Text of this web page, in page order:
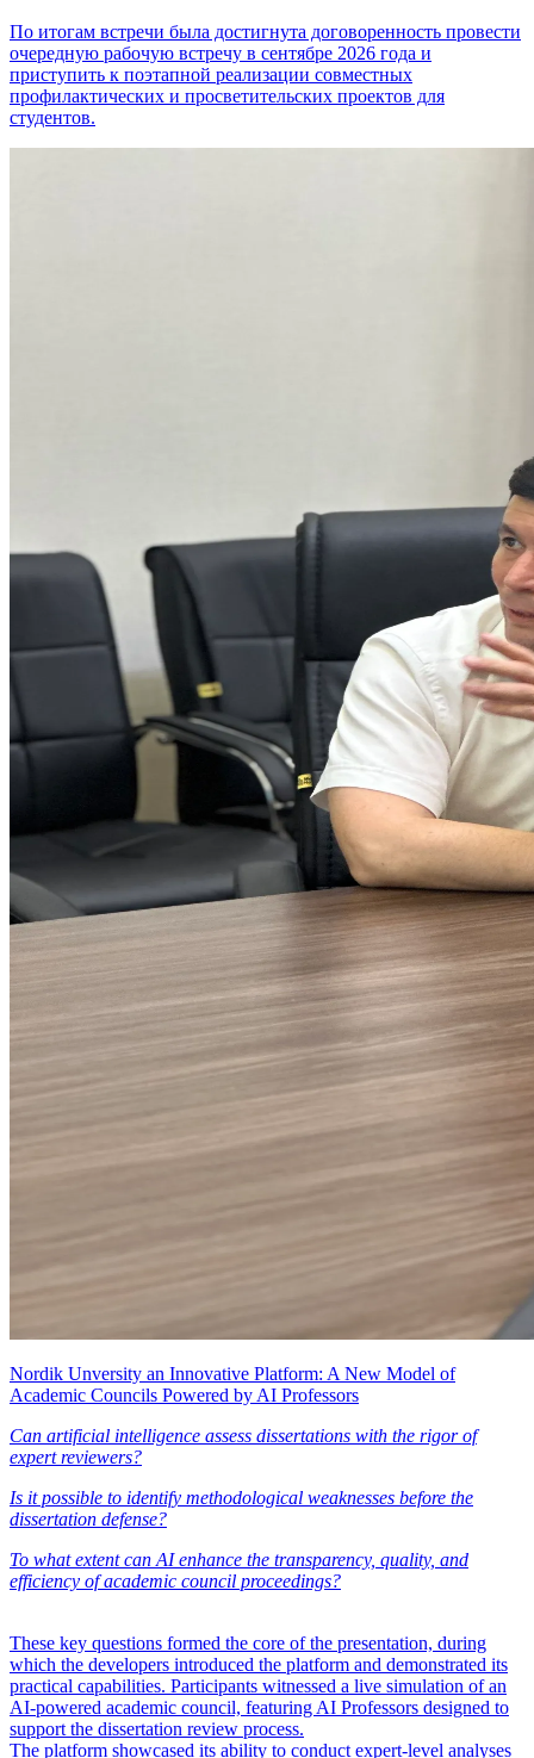
По итогам встречи была достигнута договоренность провести
очередную рабочую встречу в сентябре 2026 года и
приступить к поэтапной реализации совместных
профилактических и просветительских проектов для
студентов.
Nordik Unversity an Innovative Platform: A New Model of
Academic Councils Powered by AI Professors
Can artificial intelligence assess dissertations with the rigor of
expert reviewers?
Is it possible to identify methodological weaknesses before the
dissertation defense?
To what extent can AI enhance the transparency, quality, and
efficiency of academic council proceedings?
These key questions formed the core of the presentation, during
which the developers introduced the platform and demonstrated its
practical capabilities. Participants witnessed a live simulation of an
AI-powered academic council, featuring AI Professors designed to
support the dissertation review process.
The platform showcased its ability to conduct expert-level analyses